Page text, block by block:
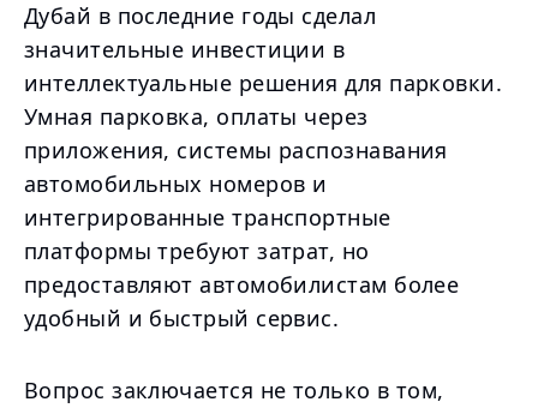
Дубай в последние годы сделал
значительные инвестиции в
интеллектуальные решения для парковки.
Умная парковка, оплаты через
приложения, системы распознавания
автомобильных номеров и
интегрированные транспортные
платформы требуют затрат, но
предоставляют автомобилистам более
удобный и быстрый сервис.
Вопрос заключается не только в том,